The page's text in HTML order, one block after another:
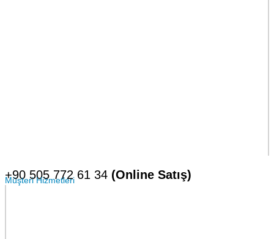
+90 505 772 61 34 (Online Satış)
Müşteri Hizmetleri